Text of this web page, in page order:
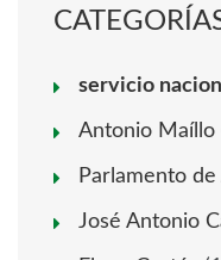
servicio
Antonio Maíllo
Parlamento de
José Antonio